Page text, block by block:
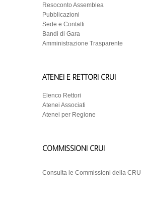
Resoconto Assemblea
Pubblicazioni
Sede e Contatti
Bandi di Gara
Amministrazione Trasparente
ATENEI E RETTORI CRUI
Elenco Rettori
Atenei Associati
Atenei per Regione
COMMISSIONI CRUI
Consulta le Commissioni della CRUI